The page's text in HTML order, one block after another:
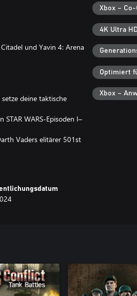
und Yavin 4: Arena
deine taktische
STAR WARS-Episoden I–
Vaders elitärer 501st
und in
Star, Kashyyyk,
anderen!
Xbox –
4K Ultra
Optimiert
Xbox –